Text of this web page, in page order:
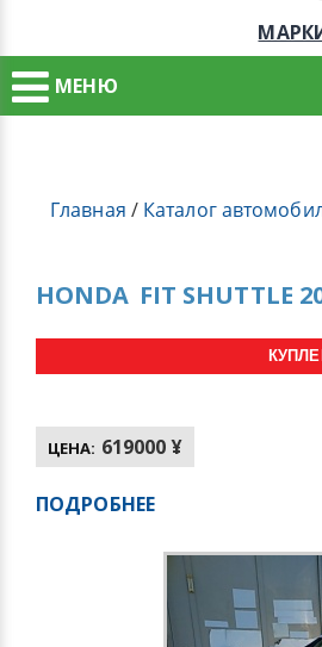
МЕНЮ
Главная / Каталог
HONDA FIT SHUTTLE
ЦЕНА: 619000 ¥
ПОДРОБНЕЕ